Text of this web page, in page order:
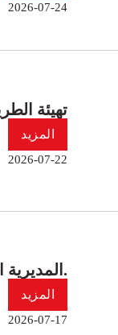
2026-07-24
تهيئة
المزيد
2026-07-22
المديرية الإقليمية بشيشاوة تختتم فعاليات البرنامج الإقليمي للأنشطة الصيفية 2026.
المزيد
2026-07-17